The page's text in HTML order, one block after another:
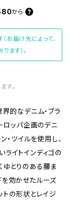
から
お届け先によって、
ます）。
す。
的なデニム・ブラ
ッパ企画のデニ
・ツイルを使用し、
イトインディゴの
ゆとりのある腰ま
を効かせたルーズ
トの形状とレイジ